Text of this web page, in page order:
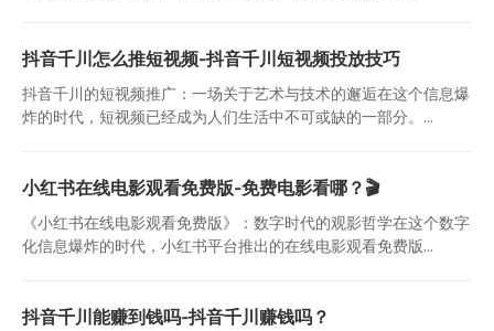
抖音千川怎么推短视频-抖音千川短视频投放技巧
抖音千川的短视频推广：一场关于艺术与技术的邂逅在这个信息爆
炸的时代，短视频已经成为人们生活中不可或缺的一部分。...
小红书在线电影观看免费版-免费电影看哪？🎬
《小红书在线电影观看免费版》：数字时代的观影哲学在这个数字
化信息爆炸的时代，小红书平台推出的在线电影观看免费版...
抖音千川能赚到钱吗-抖音千川赚钱吗？